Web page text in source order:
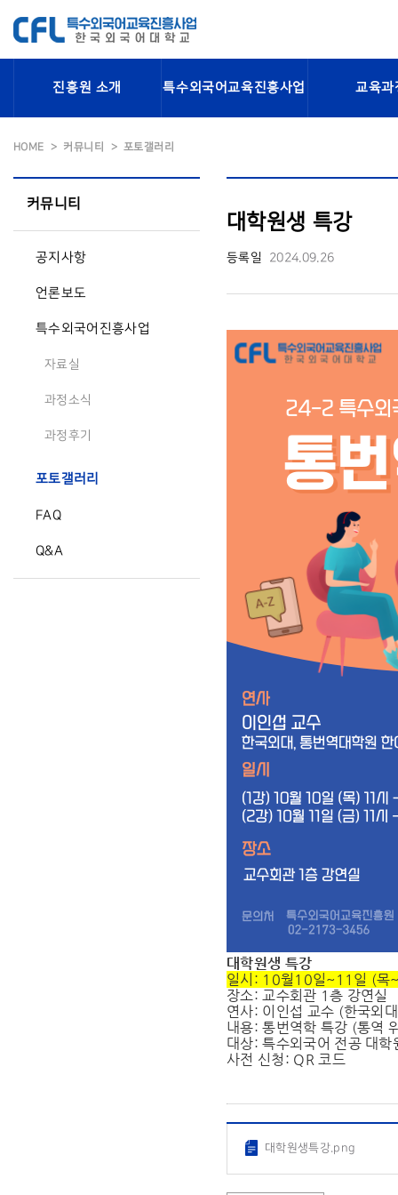
진흥원 소개 특수외국어교육진흥사업 교육과
HOME 커뮤니티 포토갤러리
커뮤니티
공지사항
언론보도
특수외국어진흥사업
자료실
과정소식
과정후기
포토갤러리
FAQ
Q&A
대학원생 특강
등록일 2024.09.26
대학원생 특강
일시: 10월10일~11일 (목
장소: 교수회관 1층 강연실
연사: 이인섭 교수 (한국외
내용: 통번역학 특강 (통역
대상: 특수외국어 전공 대
사전 신청: QR 코드
대학원생특강.png